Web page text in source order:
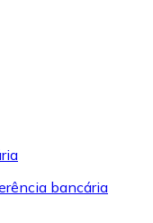
bancária